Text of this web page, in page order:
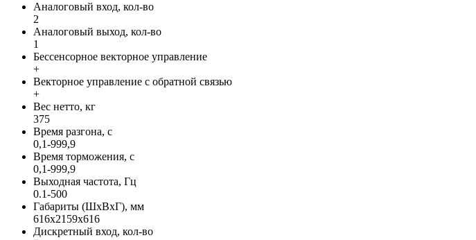
Аналоговый вход, кол-во
2
Аналоговый выход, кол-во
1
Бессенсорное векторное управление
+
Векторное управление с обратной связью
+
Вес нетто, кг
375
Время разгона, с
0,1-999,9
Время торможения, с
0,1-999,9
Выходная частота, Гц
0.1-500
Габариты (ШхВхГ), мм
616х2159х616
Дискретный вход, кол-во